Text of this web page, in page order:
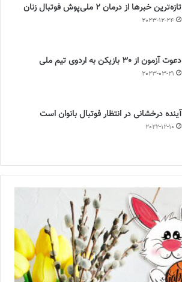
تازه‌ترین خبرها از درمان ۲ ملی‌پوش فوتبال زنان
2023-12-24
دعوت آزمون از 30 بازیکن به اردوی تیم ملی
2023-03-21
آینده درخشانی در انتظار فوتبال بانوان است
2022-12-10